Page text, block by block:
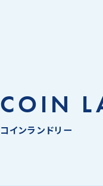
COIN
コインランドリー